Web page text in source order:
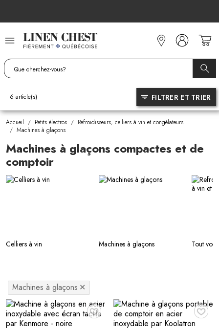
contenu
Accueil / Petits électros / Refroidisseurs, celliers à vin et congélateurs
/ Machines à glaçons
Machines à glaçons compactes et de
comptoir
Celliers à vin Machines à glaçons Tout voir
6 article(s) FILTRER ET TRIER
Machines à glaçons ✕
♥ ♥